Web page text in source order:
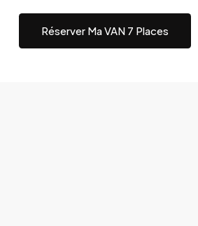
Réserver Ma VAN 7 Places